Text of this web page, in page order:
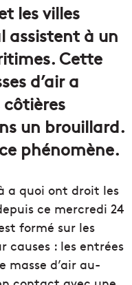
les villes
assistent à un
Cette
d’air a
un brouillard.
phénomène.
a quoi ont droit les
ce mercredi 24
formé sur les
causes : les entrées
masse d’air au-